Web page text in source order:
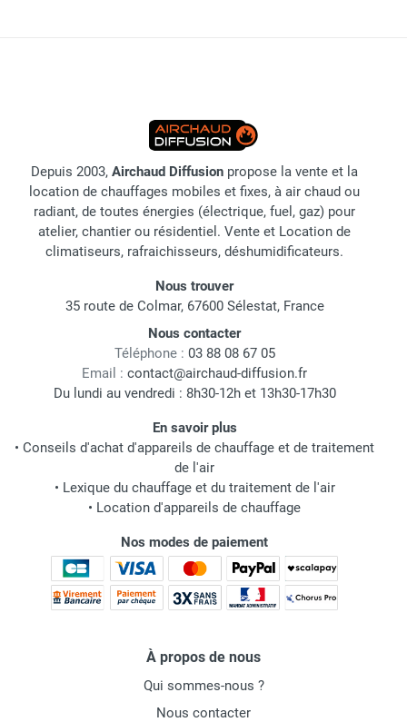
Depuis 2003, Airchaud Diffusion propose la vente et la
location de chauffages mobiles et fixes, à air chaud ou
radiant, de toutes énergies (électrique, fuel, gaz) pour
atelier, chantier ou résidentiel. Vente et Location de
climatiseurs, rafraichisseurs, déshumidificateurs.
Nous trouver
35 route de Colmar, 67600 Sélestat, France
Nous contacter
Téléphone : 03 88 08 67 05
Email : contact@airchaud-diffusion.fr
Du lundi au vendredi : 8h30-12h et 13h30-17h30
En savoir plus
• Conseils d'achat d'appareils de chauffage et de traitement
de l'air
• Lexique du chauffage et du traitement de l'air
• Location d'appareils de chauffage
Nos modes de paiement
À propos de nous
Qui sommes-nous ?
Nous contacter